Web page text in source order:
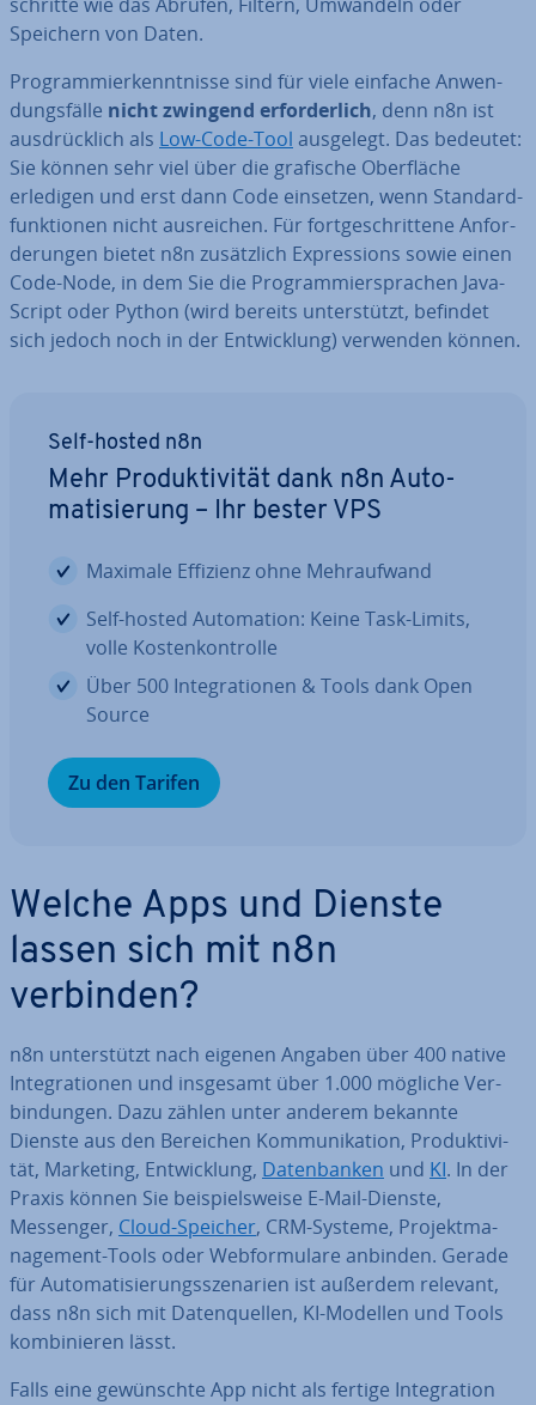
Speichern von Daten.
Pro­gram­mier­kennt­nis­se sind für viele einfache An­wen­
dungs­fäl­le nicht zwingend er­for­der­lich, denn n8n ist
aus­drück­lich als Low-Code-Tool ausgelegt. Das bedeutet:
Sie können sehr viel über die grafische Ober­flä­che
erledigen und erst dann Code einsetzen, wenn Stan­dard­
funk­tio­nen nicht aus­rei­chen. Für fort­ge­schrit­te­ne An­for­
de­run­gen bietet n8n zu­sätz­lich Ex­pres­si­ons sowie einen
Code-Node, in dem Sie die Pro­gram­mier­spra­chen Ja­va­
Script oder Python (wird bereits un­ter­stützt, befindet
sich jedoch noch in der Ent­wick­lung) verwenden können.
Self-hosted n8n
Mehr Pro­duk­ti­vi­tät dank n8n Au­to­
ma­ti­sie­rung – Ihr bester VPS
Maximale Effizienz ohne Mehr­auf­wand
Self-hosted Au­to­ma­ti­on: Keine Task-Limits,
volle Kos­ten­kon­trol­le
Über 500 In­te­gra­tio­nen & Tools dank Open
Source
Zu den Tarifen
Welche Apps und Dienste
lassen sich mit n8n
verbinden?
n8n un­ter­stützt nach eigenen Angaben über 400 native
In­te­gra­tio­nen und insgesamt über 1.000 mögliche Ver­
bin­dun­gen. Dazu zählen unter anderem bekannte
Dienste aus den Bereichen Kom­mu­ni­ka­ti­on, Pro­duk­ti­vi­
tät, Marketing, Ent­wick­lung, Da­ten­ban­ken und KI. In der
Praxis können Sie bei­spiels­wei­se E-Mail-Dienste,
Messenger, Cloud-Speicher, CRM-Systeme, Pro­jekt­ma­
nage­ment-Tools oder Web­for­mu­la­re anbinden. Gerade
für Au­to­ma­ti­sie­rungs­sze­na­ri­en ist außerdem relevant,
dass n8n sich mit Da­ten­quel­len, KI-Modellen und Tools
kom­bi­nie­ren lässt.
Falls eine ge­wünsch­te App nicht als fertige In­te­gra­ti­on